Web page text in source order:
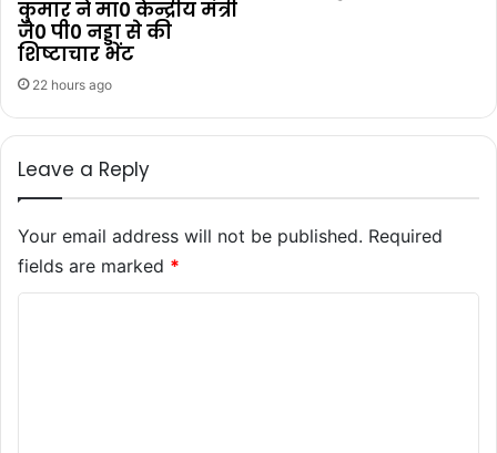
कुमार ने मा0 केन्द्रीय मंत्री
जे0 पी0 नड्डा से की
शिष्टाचार भेंट
22 hours ago
Leave a Reply
Your email address will not be published. Required
fields are marked *